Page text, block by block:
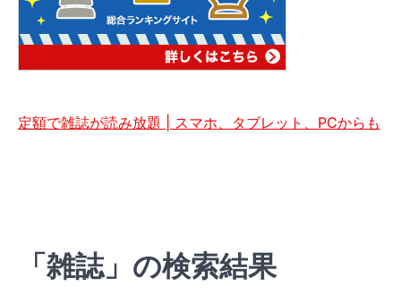
定額で雑誌が読み放題 | スマホ、タブレット、PCからも
「雑誌」の検索結果